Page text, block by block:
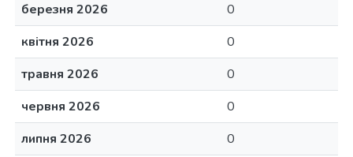
березня 2026
0
квітня 2026
0
травня 2026
0
червня 2026
0
липня 2026
0